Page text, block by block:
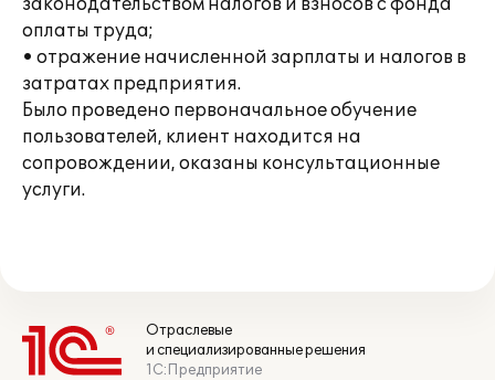
законодательством налогов и взносов с фонда
оплаты труда;
• отражение начисленной зарплаты и налогов в
затратах предприятия.
Было проведено первоначальное обучение
пользователей, клиент находится на
сопровождении, оказаны консультационные
услуги.
Отраслевые
и специализированные решения
1С:Предприятие